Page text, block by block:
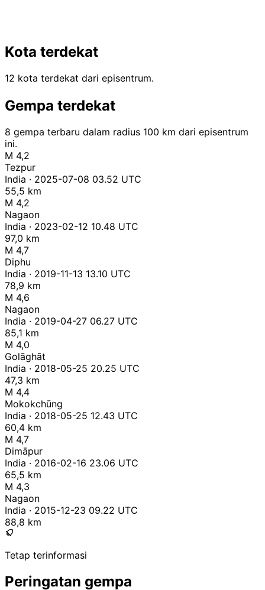
Kota terdekat
12 kota terdekat dari episentrum.
Gempa terdekat
8 gempa terbaru dalam radius 100 km dari episentrum
ini.
M 4,2
Tezpur
India · 2025-07-08 03.52 UTC
55,5 km
M 4,2
Nagaon
India · 2023-02-12 10.48 UTC
97,0 km
M 4,7
Diphu
India · 2019-11-13 13.10 UTC
78,9 km
M 4,6
Nagaon
India · 2019-04-27 06.27 UTC
85,1 km
M 4,0
Golāghāt
India · 2018-05-25 20.25 UTC
47,3 km
M 4,4
Mokokchūng
India · 2018-05-25 12.43 UTC
60,4 km
M 4,7
Dimāpur
India · 2016-02-16 23.06 UTC
65,5 km
M 4,3
Nagaon
India · 2015-12-23 09.22 UTC
88,8 km
Tetap terinformasi
Peringatan gempa